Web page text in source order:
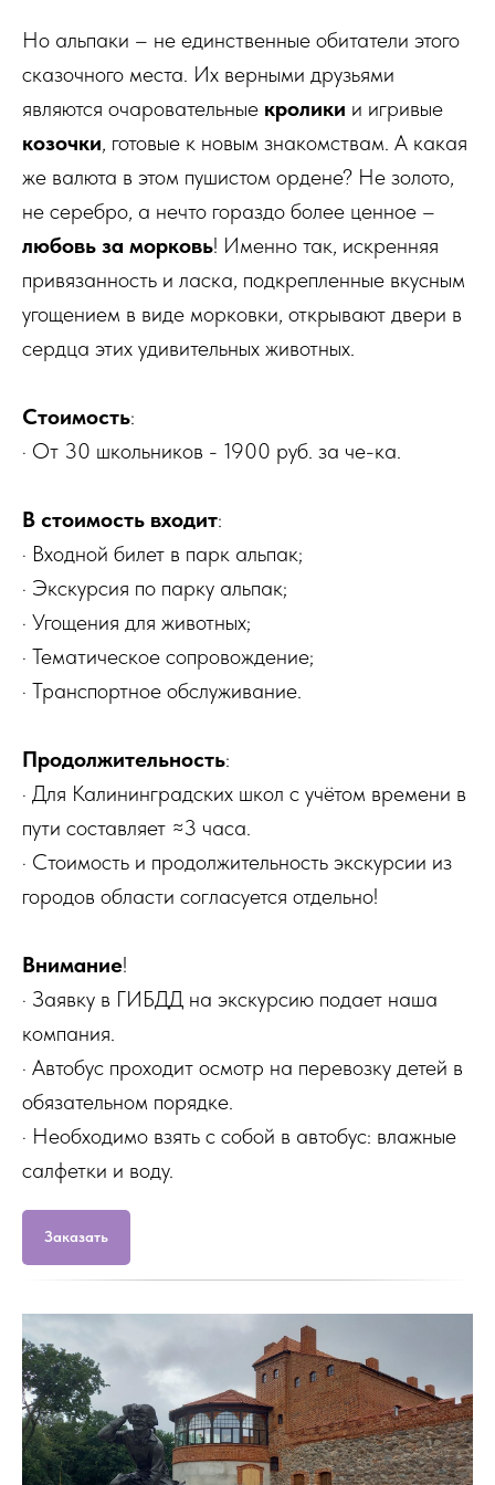
Но альпаки – не единственные обитатели этого
сказочного места. Их верными друзьями
являются очаровательные кролики и игривые
козочки, готовые к новым знакомствам. А какая
же валюта в этом пушистом ордене? Не золото,
не серебро, а нечто гораздо более ценное –
любовь за морковь! Именно так, искренняя
привязанность и ласка, подкрепленные вкусным
угощением в виде морковки, открывают двери в
сердца этих удивительных животных.
Стоимость:
· От 30 школьников - 1900 руб. за че-ка.
В стоимость входит:
· Входной билет в парк альпак;
· Экскурсия по парку альпак;
· Угощения для животных;
· Тематическое сопровождение;
· Транспортное обслуживание.
Продолжительность:
· Для Калининградских школ с учётом времени в
пути составляет ≈3 часа.
· Стоимость и продолжительность экскурсии из
городов области согласуется отдельно!
Внимание!
· Заявку в ГИБДД на экскурсию подает наша
компания.
· Автобус проходит осмотр на перевозку детей в
обязательном порядке.
· Необходимо взять с собой в автобус: влажные
салфетки и воду.
Заказать